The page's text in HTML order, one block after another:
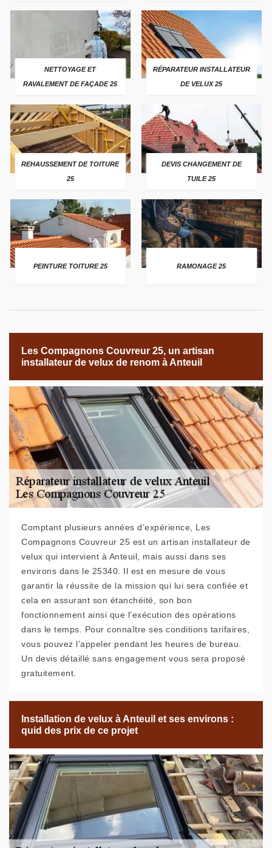
NETTOYAGE ET
RAVALEMENT DE FAÇADE 25
RÉPARATEUR INSTALLATEUR
DE VELUX 25
REHAUSSEMENT DE TOITURE
25
DEVIS CHANGEMENT DE
TUILE 25
PEINTURE TOITURE 25 RAMONAGE 25
Les Compagnons Couvreur 25, un artisan
installateur de velux de renom à Anteuil
Comptant plusieurs années d’expérience, Les
Compagnons Couvreur 25 est un artisan installateur de
velux qui intervient à Anteuil, mais aussi dans ses
environs dans le 25340. Il est en mesure de vous
garantir la réussite de la mission qui lui sera confiée et
cela en assurant son étanchéité, son bon
fonctionnement ainsi que l’exécution des opérations
dans le temps. Pour connaître ses conditions tarifaires,
vous pouvez l’appeler pendant les heures de bureau.
Un devis détaillé sans engagement vous sera proposé
gratuitement.
Installation de velux à Anteuil et ses environs :
quid des prix de ce projet